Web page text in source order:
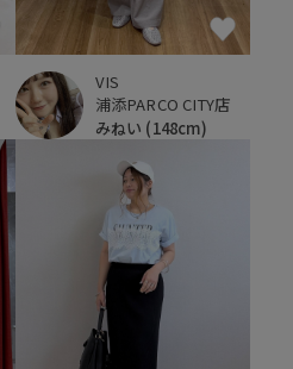
VIS
浦添PARCO CITY店
みねい (148cm)